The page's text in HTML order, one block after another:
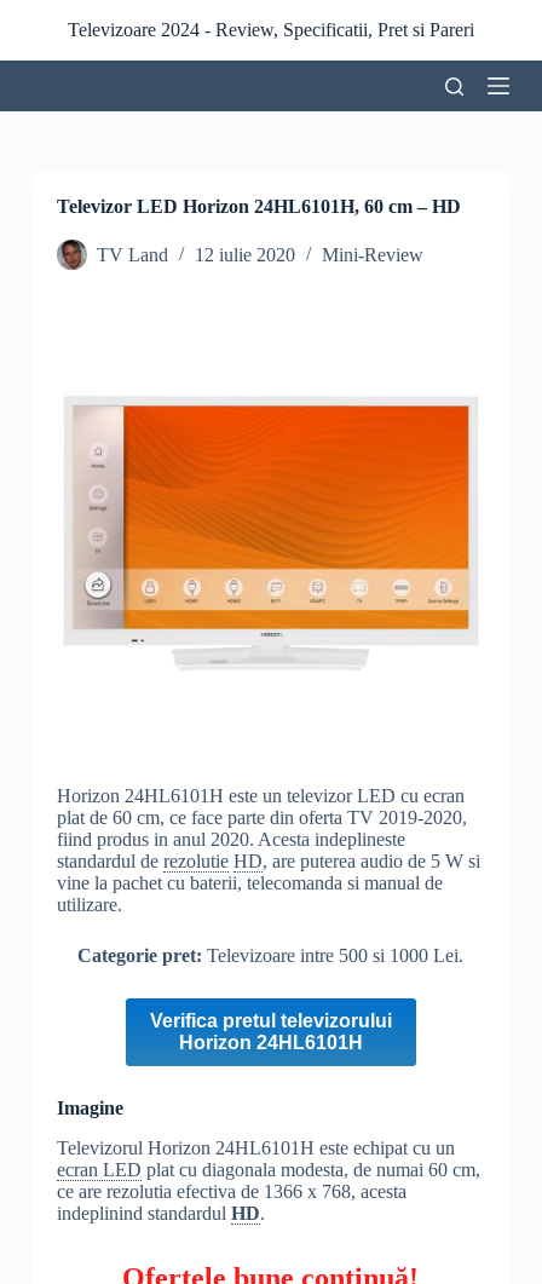
r
l
Televizoare 2024 - Review, Specificatii, Pret si Pareri
Televizor LED Horizon 24HL6101H, 60 cm – HD
TV Land 12 iulie 2020 Mini-Review
Horizon 24HL6101H este un televizor LED cu ecran
plat de 60 cm, ce face parte din oferta TV 2019-2020,
fiind produs in anul 2020. Acesta indeplineste
standardul de rezolutie HD, are puterea audio de 5 W si
vine la pachet cu baterii, telecomanda si manual de
utilizare.
Categorie pret:Televizoare intre 500 si 1000 Lei.
Verifica pretul televizorului
Horizon 24HL6101H
Imagine
Televizorul Horizon 24HL6101H este echipat cu un
ecran LED plat cu diagonala modesta, de numai 60 cm,
ce are rezolutia efectiva de 1366 x 768, acesta
indeplinind standardul HD.